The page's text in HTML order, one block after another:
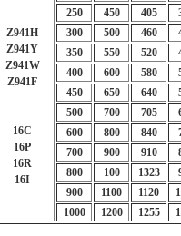
Z941H
Z941Y
Z941W
Z941F
16C
16P
16R
16I
250
450 405
300
500 460
350
550 520
400
600 580
450
650 640
500
700 705
600
800 840
700
900 910
800
100 1323
900
1100 1120
1000
1200 1255